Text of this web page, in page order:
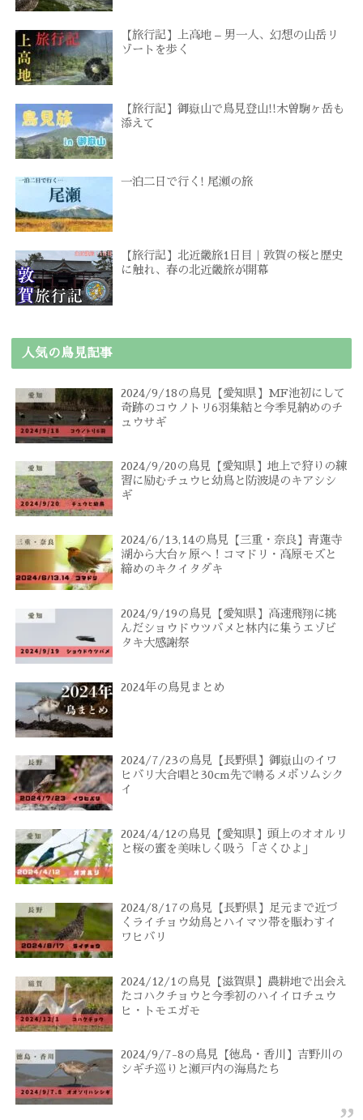
【旅行記】上高地 – 男一人、幻想の山岳リ
ゾートを歩く
【旅行記】御嶽山で鳥見登山!!木曽駒ヶ岳も
添えて
一泊二日で行く! 尾瀬の旅
【旅行記】北近畿旅1日目｜敦賀の桜と歴史
に触れ、春の北近畿旅が開幕
人気の鳥見記事
2024/9/18の鳥見【愛知県】MF池初にして
奇跡のコウノトリ6羽集結と今季見納めのチ
ュウサギ
2024/9/20の鳥見【愛知県】地上で狩りの練
習に励むチュウヒ幼鳥と防波堤のキアシシ
ギ
2024/6/13,14の鳥見【三重・奈良】青蓮寺
湖から大台ヶ原へ！コマドリ・高原モズと
締めのキクイタダキ
2024/9/19の鳥見【愛知県】高速飛翔に挑
んだショウドウツバメと林内に集うエゾビ
タキ大感謝祭
2024年の鳥見まとめ
2024/7/23の鳥見【長野県】御嶽山のイワ
ヒバリ大合唱と30cm先で囀るメボソムシク
イ
2024/4/12の鳥見【愛知県】頭上のオオルリ
と桜の蜜を美味しく吸う「さくひよ」
2024/8/17の鳥見【長野県】足元まで近づ
くライチョウ幼鳥とハイマツ帯を賑わすイ
ワヒバリ
2024/12/1の鳥見【滋賀県】農耕地で出会え
たコハクチョウと今季初のハイイロチュウ
ヒ・トモエガモ
2024/9/7-8の鳥見【徳島・香川】吉野川の
シギチ巡りと瀬戸内の海鳥たち